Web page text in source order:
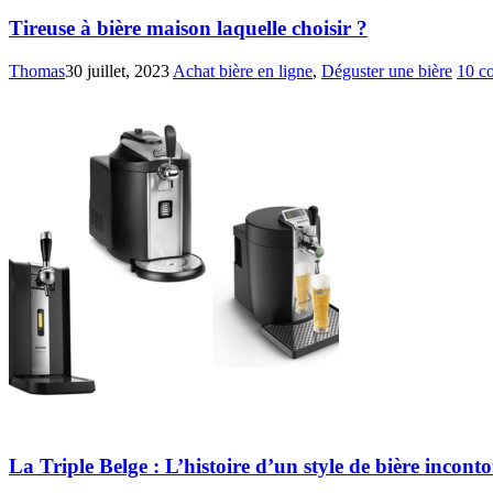
Tireuse à bière maison laquelle choisir ?
Thomas30 juillet, 2023 Achat bière en ligne, Déguster une bière 10
La Triple Belge : L’histoire d’un style de bière